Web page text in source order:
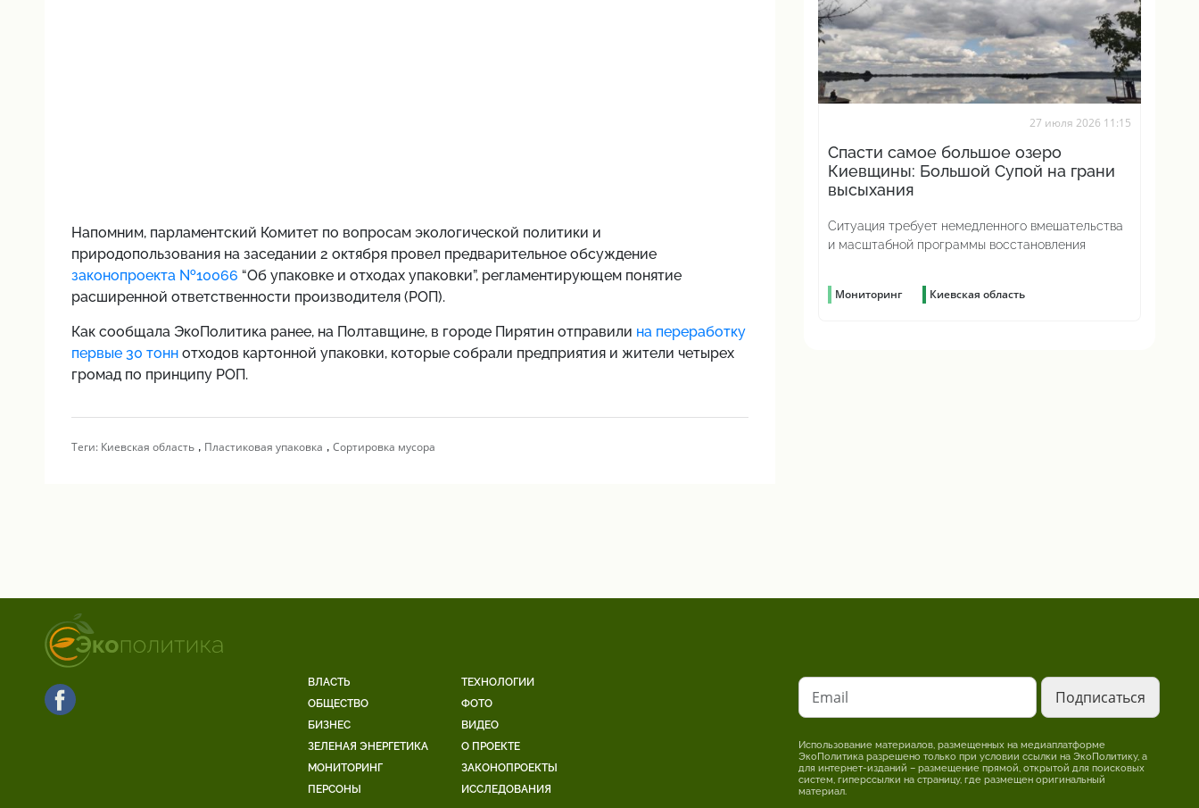
Напомним, парламентский Комитет по вопросам экологической политики и
природопользования на заседании 2 октября провел предварительное обсуждение
законопроекта №10066 “Об упаковке и отходах упаковки”, регламентирующем понятие
расширенной ответственности производителя (РОП).
Как сообщала ЭкоПолитика ранее, на Полтавщине, в городе Пирятин отправили на переработку
первые 30 тоннотходов картонной упаковки, которые собрали предприятия и жители четырех
громад по принципу РОП.
Теги: Киевская область, Пластиковая упаковка , Сортировка мусора
27 июля 2026 11:15
Спасти самое большое озеро
Киевщины: Большой Супой на грани
высыхания
Ситуация требует немедленного вмешательства
и масштабной программы восстановления
Мониторинг Киевская область
ВЛАСТЬ
ОБЩЕСТВО
БИЗНЕС
ЗЕЛЕНАЯ ЭНЕРГЕТИКА
МОНИТОРИНГ
ПЕРСОНЫ
ТЕХНОЛОГИИ
ФОТО
ВИДЕО
О ПРОЕКТЕ
ЗАКОНОПРОЕКТЫ
ИССЛЕДОВАНИЯ
Email
Использование материалов, размещенных на медиаплатформе
ЭкоПолитика разрешено только при условии ссылки на ЭкоПолитику, а
для интернет-изданий – размещение прямой, открытой для поисковых
систем, гиперссылки на страницу, где размещен оригинальный
материал.